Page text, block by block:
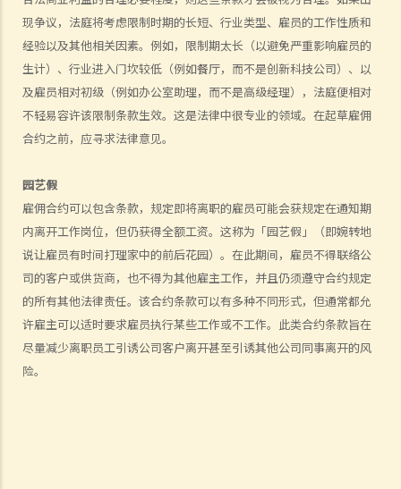
现争议，法庭将考虑限制时期的长短、行业类型、雇员的工作性质和
经验以及其他相关因素。例如，限制期太长（以避免严重影响雇员的
生计）、行业进入门坎较低（例如餐厅，而不是创新科技公司）、以
及雇员相对初级（例如办公室助理，而不是高级经理），法庭便相对
不轻易容许该限制条款生效。这是法律中很专业的领域。在起草雇佣
合约之前，应寻求法律意见。
园艺假
雇佣合约可以包含条款，规定即将离职的雇员可能会获规定在通知期
内离开工作岗位，但仍获得全额工资。这称为「园艺假」（即婉转地
说让雇员有时间打理家中的前后花园）。在此期间，雇员不得联络公
司的客户或供货商，也不得为其他雇主工作，并且仍须遵守合约规定
的所有其他法律责任。该合约条款可以有多种不同形式，但通常都允
许雇主可以适时要求雇员执行某些工作或不工作。此类合约条款旨在
尽量减少离职员工引诱公司客户离开甚至引诱其他公司同事离开的风
险。
失业人士。我可否向给予新聘约的公司采取法律行动或寻求补救方法？
5. 数据及纪录
B. 薪酬
1. 我的秘书弄坏了我办公室的电脑，而我打算从她本月的薪金中扣除
$3,000 以作赔偿，我可否作此扣除？雇主在甚麽情况下才可扣减雇员薪
金？
3. 我已被拖欠了一个月薪金，而老板告诉我他已无能力支付薪金，他有
否违反雇佣合约？我可否即时终止雇佣合约以及提出索偿？
4. 我的工作地方突然被关闭，而自上个月起我便没有再收到薪金，我认
为公司的财政已陷入困境，而公司亦很可能面临清盘。我能否取回全部
（或部分）薪金？
5. 假如雇主面临破产 / 清盘，我可以从哪处获得协助？
7. 雇主可否单方面减少雇员的工资，安排无薪假，或更改雇佣合约条款